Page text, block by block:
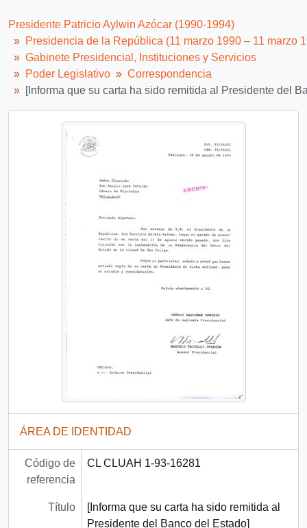
Presidente Patricio Aylwin Azócar (1990-1994)
Presidencia de la República (11 marzo 1990 – 11 marzo
Gabinete Presidencial, Instituciones y Servicios
Poder Legislativo
Correspondencia
[Informa que su carta ha sido remitida al Presidente del
ÁREA DE IDENTIDAD
Código de
referencia
CL CLUAH 1-93-16281
Título
[Informa que su carta ha sido remitida al
Presidente del Banco del Estado]